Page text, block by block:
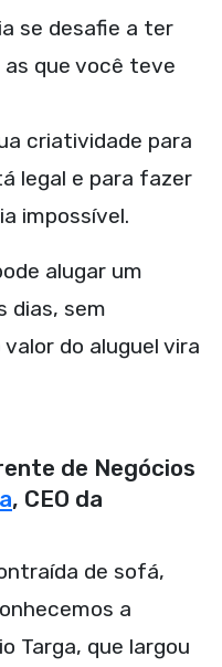
se desafie a ter
as que você teve
criatividade para
legal e para fazer
impossível.
alugar um
dias, sem
do aluguel vira
de Negócios
, CEO da
de sofá,
a
Targa, que largou